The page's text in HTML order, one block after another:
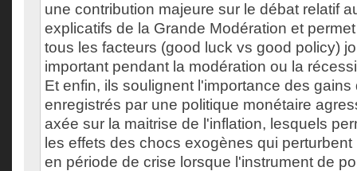
une contribution majeure sur le débat relatif
explicatifs de la Grande Modération et
tous les facteurs (good luck vs good policy)
important pendant la modération ou la
Et enfin, ils soulignent l'importance des gains
enregistrés par une politique monétaire
axée sur la maitrise de l'inflation, lesquels
les effets des chocs exogènes qui
en période de crise lorsque l'instrument de